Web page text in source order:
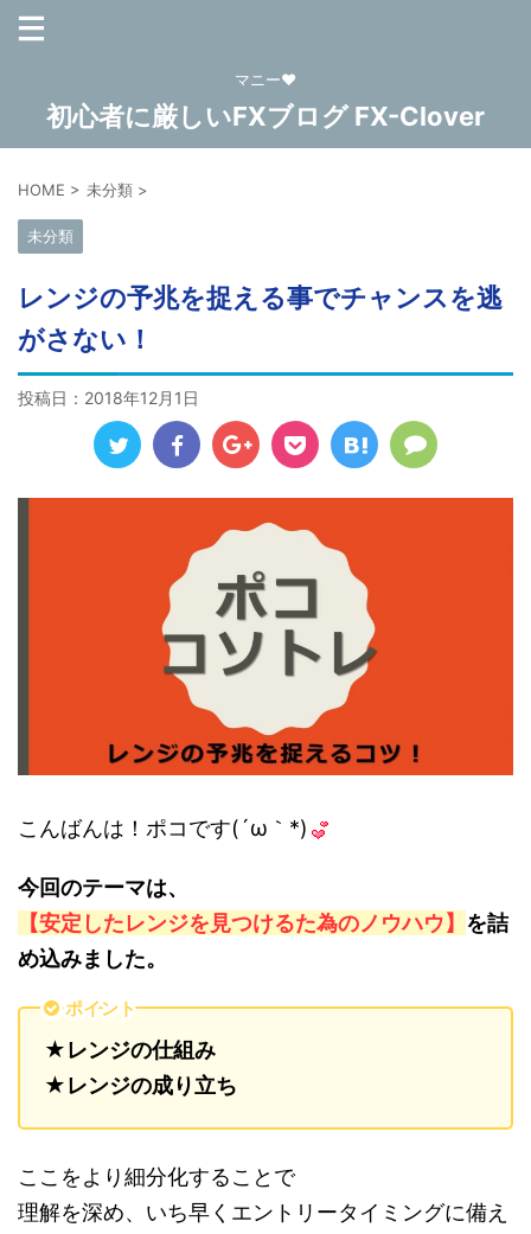
マニー❤
初心者に厳しいFXブログ FX-Clover
HOME > 未分類 >
未分類
レンジの予兆を捉える事でチャンスを逃
がさない！
投稿日： 2018年12月1日
こんばんは！ポコです(´ω｀*)
今回のテーマは、
【安定したレンジを見つけるた為のノウハウ】 を詰
め込みました。
ポイント
★レンジの仕組み
★レンジの成り立ち
ここをより細分化することで
理解を深め、いち早くエントリータイミングに備え